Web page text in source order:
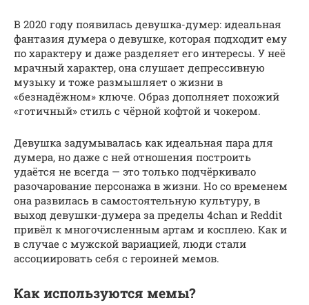
В 2020 году появилась девушка-думер: идеальная
фантазия думера о девушке, которая подходит ему
по характеру и даже разделяет его интересы. У неё
мрачный характер, она слушает депрессивную
музыку и тоже размышляет о жизни в
«безнадёжном» ключе. Образ дополняет похожий
«готичный» стиль с чёрной кофтой и чокером.
Девушка задумывалась как идеальная пара для
думера, но даже с ней отношения построить
удаётся не всегда — это только подчёркивало
разочарование персонажа в жизни. Но со временем
она развилась в самостоятельную культуру, в
выход девушки-думера за пределы 4chan и Reddit
привёл к многочисленным артам и косплею. Как и
в случае с мужской вариацией, люди стали
ассоциировать себя с героиней мемов.
Как используются мемы?